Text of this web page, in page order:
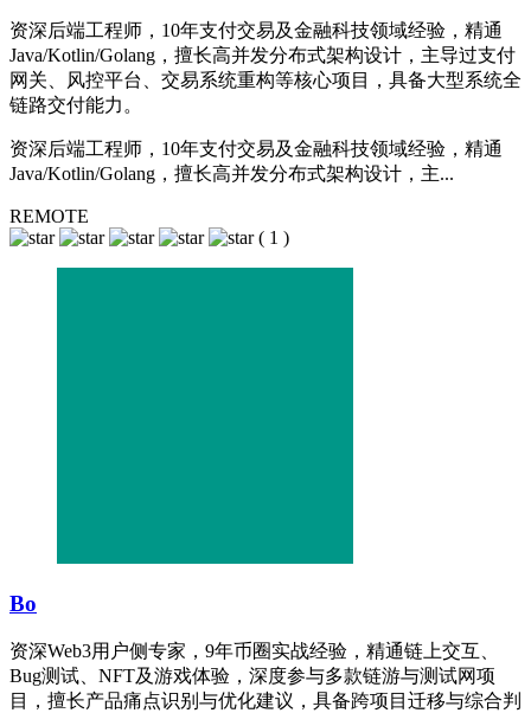
资深后端工程师，10年支付交易及金融科技领域经验，精通
Java/Kotlin/Golang，擅长高并发分布式架构设计，主导过支付
网关、风控平台、交易系统重构等核心项目，具备大型系统全
链路交付能力。
资深后端工程师，10年支付交易及金融科技领域经验，精通
Java/Kotlin/Golang，擅长高并发分布式架构设计，主...
REMOTE
( 1 )
Bo
资深Web3用户侧专家，9年币圈实战经验，精通链上交互、
Bug测试、NFT及游戏体验，深度参与多款链游与测试网项
目，擅长产品痛点识别与优化建议，具备跨项目迁移与综合判